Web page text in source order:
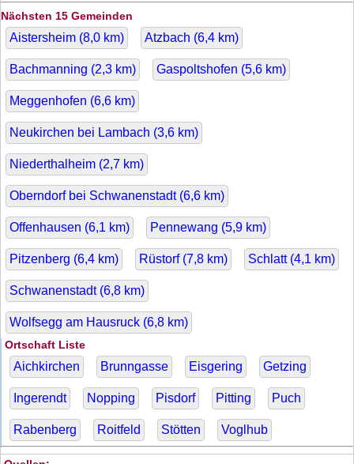
Nächsten 15 Gemeinden
Aistersheim (8,0 km) Atzbach (6,4 km)
Bachmanning (2,3 km) Gaspoltshofen (5,6 km)
Meggenhofen (6,6 km)
Neukirchen bei Lambach (3,6 km)
Niederthalheim (2,7 km)
Oberndorf bei Schwanenstadt (6,6 km)
Offenhausen (6,1 km) Pennewang (5,9 km)
Pitzenberg (6,4 km) Rüstorf (7,8 km) Schlatt (4,1 km)
Schwanenstadt (6,8 km)
Wolfsegg am Hausruck (6,8 km)
Ortschaft Liste
Aichkirchen Brunngasse Eisgering Getzing
Ingerendt Nopping Pisdorf Pitting Puch
Rabenberg Roitfeld Stötten Voglhub